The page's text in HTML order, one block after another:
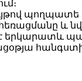
պողպատե
և
երկարատև